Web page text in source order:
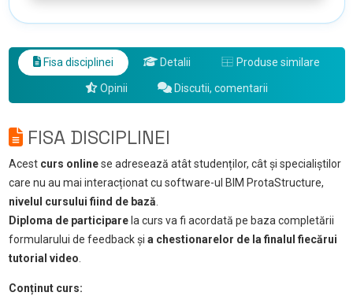
Fisa disciplinei Detalii Produse similare
Opinii Discutii, comentarii
FISA DISCIPLINEI
Acest curs onlinese adresează atât studenților, cât și specialiștilor
care nu au mai interacționat cu software-ul BIM ProtaStructure,
nivelul cursului fiind de bază
Diploma de participarela curs va fi acordată pe baza completării
formularului de feedback și a chestionarelor de la finalul fiecărui
tutorial video
Conținut curs: